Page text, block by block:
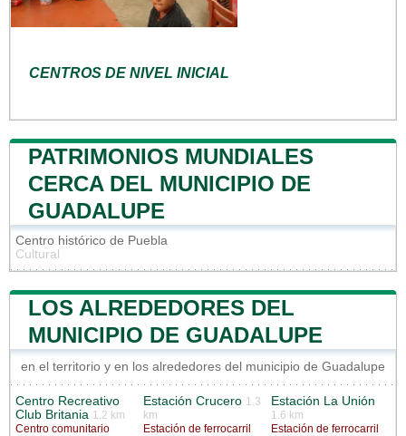
CENTROS DE NIVEL INICIAL
PATRIMONIOS MUNDIALES
CERCA DEL MUNICIPIO DE
GUADALUPE
Centro histórico de Puebla
Cultural
LOS ALREDEDORES DEL
MUNICIPIO DE GUADALUPE
en el territorio y en los alrededores del municipio de Guadalupe
Centro Recreativo
Club Britania 1.2 km
Centro comunitario
Estación Crucero 1.3
km
Estación de ferrocarril
Estación La Unión
1.6 km
Estación de ferrocarril